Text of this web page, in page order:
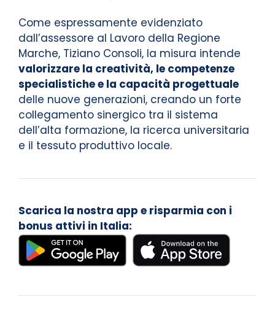
Come espressamente evidenziato
dall’assessore al Lavoro della Regione
Marche, Tiziano Consoli, la misura intende
valorizzare la creatività, le competenze
specialistiche e la capacità progettuale
delle nuove generazioni, creando un forte
collegamento sinergico tra il sistema
dell’alta formazione, la ricerca universitaria
e il tessuto produttivo locale.
Scarica la nostra app e risparmia con i
bonus attivi in Italia: